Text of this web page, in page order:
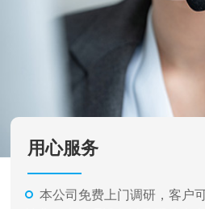
用心服务
本公司免费上门调研，客户